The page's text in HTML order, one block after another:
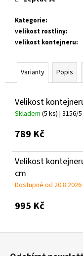
Kategorie:
velikost rostliny:
velikost kontejneru:
Varianty Popis
Velikost
Skladem (5 ks) | 3156/5
789 Kč
Velikost
cm
Dostupné od 20.8.2026
995 Kč
m
e
CRYPTOMERIA
JAPONICA
LITTLE
KRYPTOMERIE
JAPONSKÁ
Kč
Z